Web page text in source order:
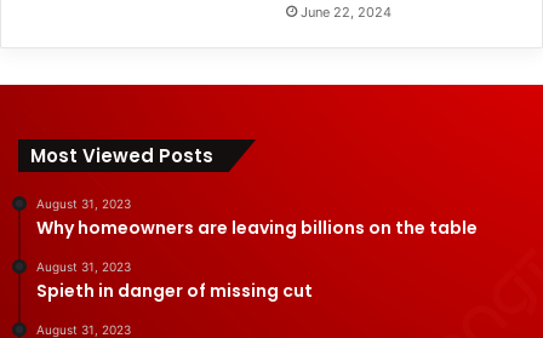
June 22, 2024
Most Viewed Posts
August 31, 2023
Why homeowners are leaving billions on the table
August 31, 2023
Spieth in danger of missing cut
August 31, 2023